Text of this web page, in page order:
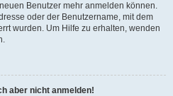
Benutzer mehr anmelden können.
oder der Benutzername, mit dem
wurden. Um Hilfe zu erhalten, wenden
aber nicht anmelden!